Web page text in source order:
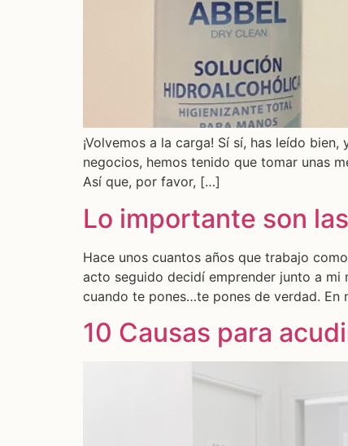
¡Volvemos a la carga! Sí sí, has leído
negocios, hemos tenido que tomar unas
Así que, por favor, […]
Lo importante son
Hace unos cuantos años que trabajo
acto seguido decidí emprender junto a mi
cuando te pones…te pones de verdad. En
10 Causas para